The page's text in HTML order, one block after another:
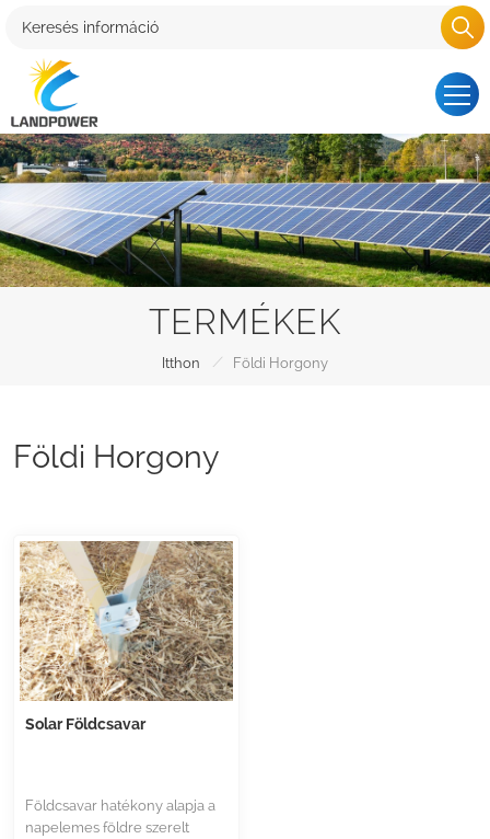
TERMÉKEK
Itthon / Földi Horgony
Földi Horgony
Solar Földcsavar
Földcsavar hatékony alapja a
napelemes földre szerelt